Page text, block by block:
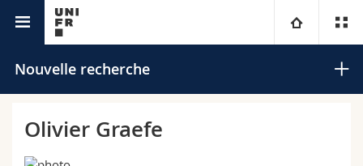
Université
Campus
Vous êtes
Nouvelle recherche
Olivier Graefe